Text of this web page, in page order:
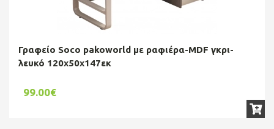
Γραφείο Soco pakoworld με ραφιέρα-MDF γκρι-
λευκό 120x50x147εκ
99.00€